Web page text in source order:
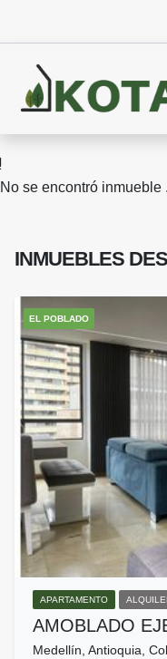
No se encontró inmueble .
INMUEBLES
EL POBLADO
APARTAMENTO
AMOBLADO
Medellín, Antioquia,